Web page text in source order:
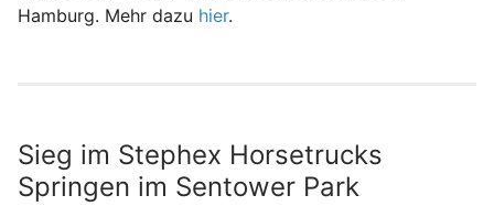
Hamburg. Mehr dazu hier.
Sieg im Stephex Horsetrucks
Springen im Sentower Park